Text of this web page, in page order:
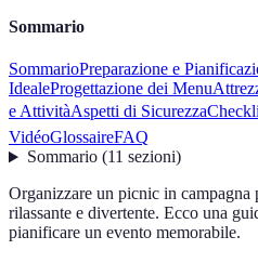
Sommario
SommarioPreparazione e
IdealeProgettazione dei Menu
e AttivitàAspetti di Sicurezza
VidéoGlossaireFAQ
Sommario(11 sezioni)
Organizzare un picnic in campagna
rilassante e divertente. Ecco una
pianificare un evento memorabile.